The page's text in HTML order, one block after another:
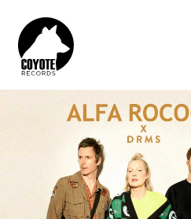
Records